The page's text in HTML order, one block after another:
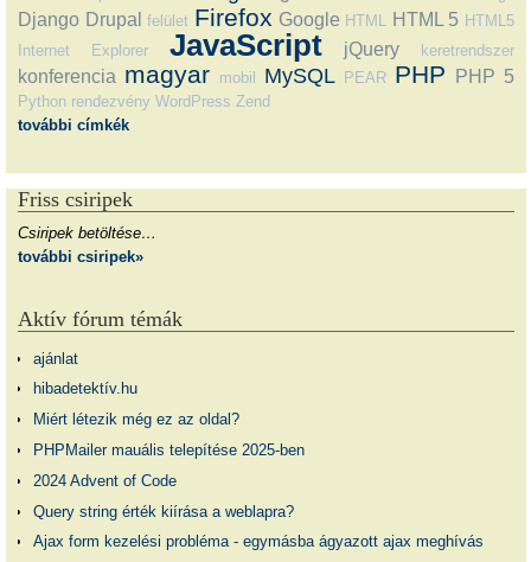
Django Drupal felület Firefox Google HTML HTML 5 HTML5
Internet Explorer
JavaScript jQuery keretrendszer
konferencia magyar mobil MySQL PEAR PHP PHP 5
Python rendezvény WordPress Zend
további címkék
Friss csiripek
Csiripek betöltése…
további csiripek»
Aktív fórum témák
ajánlat
hibadetektív.hu
Miért létezik még ez az oldal?
PHPMailer mauális telepítése 2025-ben
2024 Advent of Code
Query string érték kiírása a weblapra?
Ajax form kezelési probléma - egymásba ágyazott ajax meghívás